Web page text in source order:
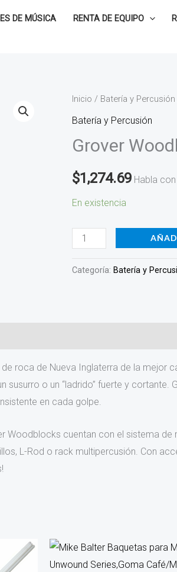
DE MÚSICA RENTA DE EQUIPO
Inicio / Batería y Percusión
Batería y Percusión
Grover
$1,274.69 Habla
En existencia
Grover
Woodblock
8
WB-
8
cantidad
Categoría: Batería y
roca de Nueva Inglaterra de la mejor
o un “ladrido” fuerte y
en cada golpe.
cuentan con el sistema
L-Rod o rack multipercusión. Con